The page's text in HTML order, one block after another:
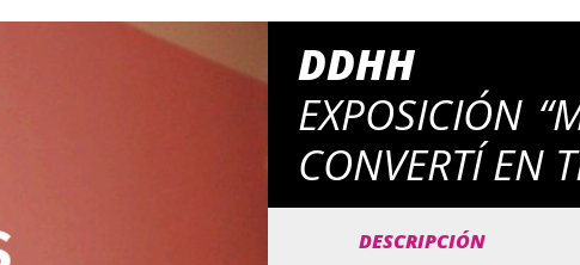
DDHH
EXPOSICIÓN
CONVERTÍ EN
DESCRIPCIÓN